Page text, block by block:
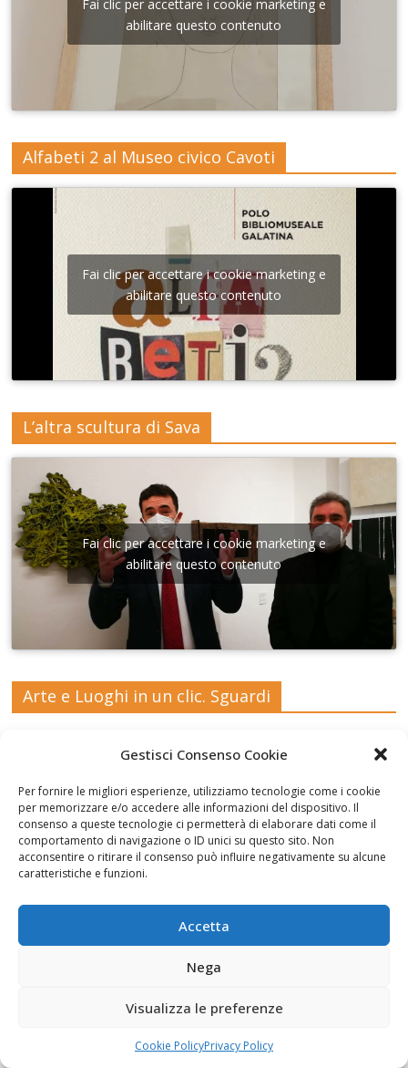
Gestisci Consenso Cookie
Per fornire le migliori esperienze, utilizziamo tecnologie come i cookie
per memorizzare e/o accedere alle informazioni del dispositivo. Il
consenso a queste tecnologie ci permetterà di elaborare dati come il
comportamento di navigazione o ID unici su questo sito. Non
acconsentire o ritirare il consenso può influire negativamente su alcune
caratteristiche e funzioni.
Accetta
Nega
Visualizza le preferenze
Cookie PolicyPrivacy Policy
Fai clic per accettare i cookie marketing e
abilitare questo contenuto
Alfabeti 2 al Museo civico Cavoti
Fai clic per accettare i cookie marketing e
abilitare questo contenuto
L’altra scultura di Sava
Fai clic per accettare i cookie marketing e
abilitare questo contenuto
Arte e Luoghi in un clic. Sguardi
Salento_
Punta_S
uina
Michele_
tempest
a_21_09_
2022
Michele_
guarda_c
he_luna_
2022
Michele_
sulla_gio
stra_2022
Lequile,
Stefano
Quarta,
2021
Ruderi
dell'antic
o
castello
di Aidone
Dario
Veduta
di
Modica
Castello
della
contea ,
Giacomo
cielo,
Sara Foti
Sciavalie
Le Stanze di Arte e Luoghi | Albergo diffuso
della Cultura